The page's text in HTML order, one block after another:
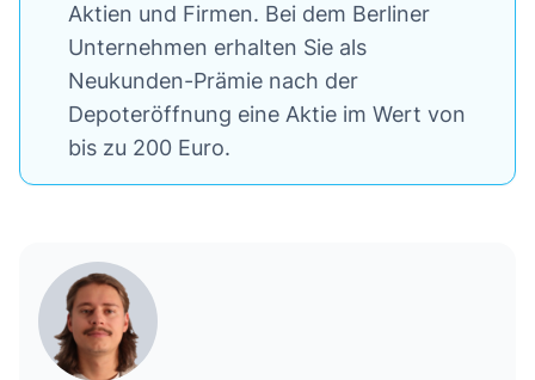
Aktien und Firmen. Bei dem Berliner
Unternehmen erhalten Sie als
Neukunden-Prämie nach der
Depoteröffnung eine Aktie im Wert von
bis zu 200 Euro.